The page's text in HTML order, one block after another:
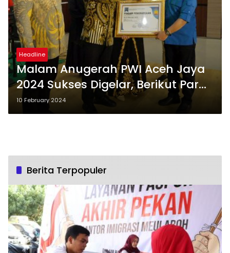
Headline
Malam Anugerah PWI Aceh Jaya
2024 Sukses Digelar, Berikut Para
Penerima Penghargaan
10 February 2024
Berita Terpopuler